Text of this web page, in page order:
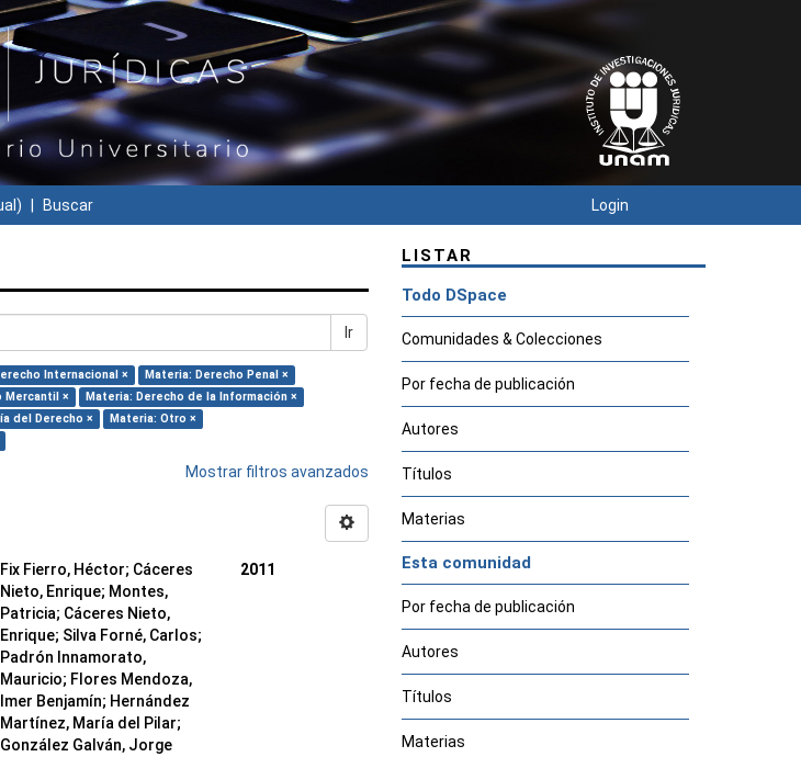
Buscar Login
Ir
Internacional ×
Materia: Derecho Penal ×
Mercantil ×
Materia: Derecho de la Información ×
del Derecho ×
Materia: Otro ×
Mostrar filtros avanzados
Fix Fierro, Héctor; Cáceres
Nieto, Enrique; Montes,
Patricia; Cáceres Nieto,
Enrique; Silva Forné, Carlos;
Padrón Innamorato,
Mauricio; Flores Mendoza,
Imer Benjamín; Hernández
Martínez, María del Pilar;
González Galván, Jorge
2011
LISTAR
Todo DSpace
Comunidades & Colecciones
Por fecha de publicación
Autores
Títulos
Materias
Esta comunidad
Por fecha de publicación
Autores
Títulos
Materias